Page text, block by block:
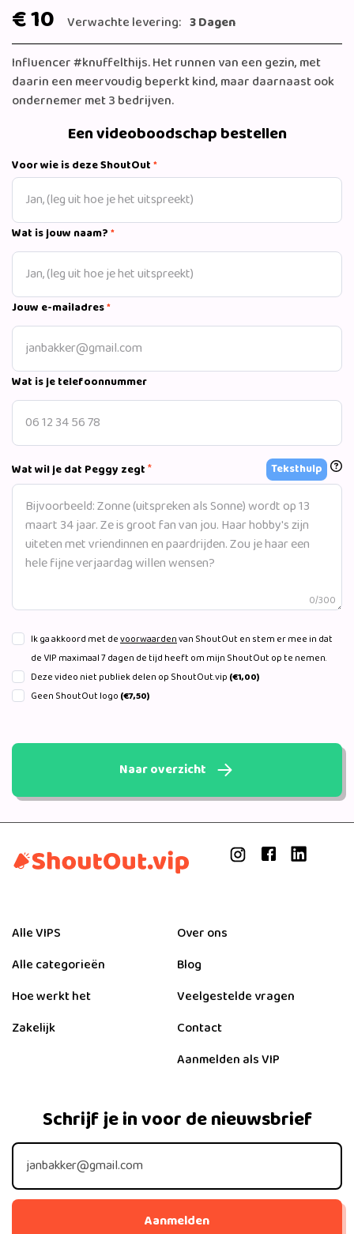
€ 10 Verwachte levering: 3 Dagen
Influencer #knuffelthijs. Het runnen van een gezin, met
daarin een meervoudig beperkt kind, maar daarnaast ook
ondernemer met 3 bedrijven.
Een videoboodschap bestellen
Voor wie is deze ShoutOut*
Wat is jouw naam?*
Jouw e-mailadres*
Wat is je telefoonnummer
Wat wil je dat Peggy zegt* Teksthulp
0/300
Ik ga akkoord met devoorwaardenvan ShoutOut en stem er mee in dat
de VIP maximaal 7 dagen de tijd heeft om mijn ShoutOut op te nemen.
Deze video niet publiek delen op ShoutOut.vip (€1,00)
Geen ShoutOut logo (€7,50)
Naar overzicht
Alle VIPS
Alle categorieën
Hoe werkt het
Zakelijk
Over ons
Blog
Veelgestelde vragen
Contact
Aanmelden als VIP
Schrijf je in voor de nieuwsbrief
Aanmelden